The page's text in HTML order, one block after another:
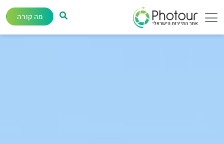
מה קורה